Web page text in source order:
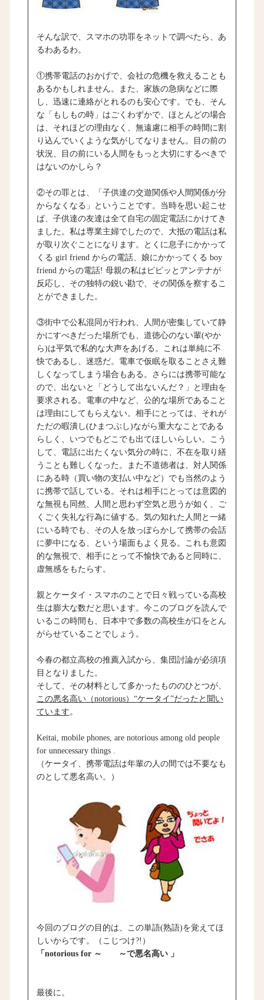
そんな訳で、スマホの功罪をネットで調べたら、あ
るわあるわ。
①携帯電話のおかげで、会社の危機を救えることも
あるかもしれません。また、家族の急病などに際
し、迅速に連絡がとれるのも安心です。でも、そん
な「もしもの時」はごくわずかで、ほとんどの場合
は、それほどの理由なく、無遠慮に相手の時間に割
り込んでいくような気がしてなりません。目の前の
状況、目の前にいる人間をもっと大切にするべきで
はないのかしら？
②その罪とは、「子供達の交遊関係や人間関係が分
からなくなる」ということです。当時を思い起こせ
ば、子供達の友達は全て自宅の固定電話にかけてき
ました。私は専業主婦でしたので、大抵の電話は私
が取り次ぐことになります。とくに息子にかかって
くる girl friend からの電話、娘にかかってくる boy
friend からの電話! 母親の私はピピッとアンテナが
反応し、その独特の鋭い勘で、その関係を察するこ
とができました。
③街中で公私混同が行われ、人間が密集していて静
かにすべきだった場所でも、道徳心のない輩(やか
ら)は平気で私的な大声をあげる。これは単純に不
快であるし、迷惑だ。電車で仮眠を取ることさえ難
しくなってしまう場合もある。さらには携帯可能な
ので、出ないと「どうして出ないんだ？」と理由を
要求される。電車の中など、公的な場所であること
は理由にしてもらえない。相手にとっては、それが
ただの暇潰し(ひまつぶし)ながら重大なことである
らしく、いつでもどこでも出てほしいらしい。こう
して、電話に出たくない気分の時に、不在を取り繕
うことも難しくなった。また不道徳者は、対人関係
にある時（買い物の支払い中など）でも当然のよう
に携帯で話している。それは相手にとっては意図的
な無視も同然、人間と思わず空気と思うが如く、ご
くごく失礼な行為に値する。気の知れた人間と一緒
にいる時でも、その人を放っぽらかして携帯の会話
に夢中になる、という場面もよく見る。これも意図
的な無視で、相手にとって不愉快であると同時に、
虚無感をもたらす。
親とケータイ・スマホのことで日々戦っている高校
生は膨大な数だと思います。今このブログを読んで
いるこの時間も、日本中で多数の高校生が口をとん
がらせていることでしょう。
今春の都立高校の推薦入試から、集団討論が必須項
目となりました。
そして、その材料として多かったもののひとつが、
この悪名高い（notorious）“ケータイ”だったと聞い
ています。
Keitai, mobile phones, are notorious among old people
for unnecessary things .
（ケータイ、携帯電話は年輩の人の間では不要なも
のとして悪名高い。）
今回のブログの目的は、この単語(熟語)を覚えてほ
しいからです。（こじつけ?!）
「notorious for ～ ～で悪名高い 」
最後に。